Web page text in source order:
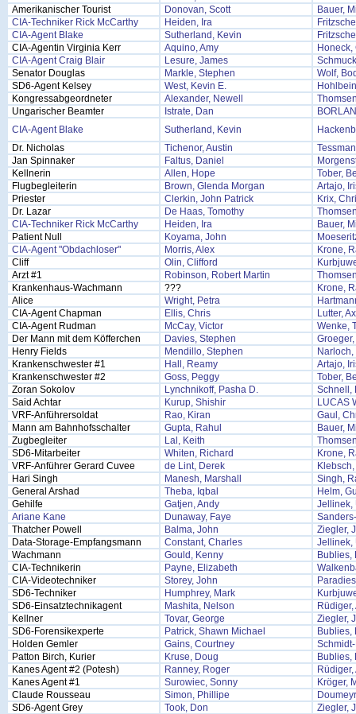
Amerikanischer Tourist
Donovan, Scott
Bauer,
CIA-Techniker Rick McCarthy
Heiden, Ira
CIA-Agent Blake
Sutherland, Kevin
CIA-Agentin Virginia Kerr
Aquino, Amy
Honeck,
CIA-Agent Craig Blair
Lesure, James
Senator Douglas
Markle, Stephen
Wolf,
SD6-Agent Kelsey
West, Kevin E.
Kongressabgeordneter
Alexander, Newell
Ungarischer Beamter
Istrate, Dan
CIA-Agent Blake
Sutherland, Kevin
Dr. Nicholas
Tichenor, Austin
Jan Spinnaker
Faltus, Daniel
Kellnerin
Allen, Hope
Tober,
Flugbegleiterin
Brown, Glenda Morgan
Artajo,
Priester
Clerkin, John Patrick
Krix,
Dr. Lazar
De Haas, Tomothy
CIA-Techniker Rick McCarthy
Heiden, Ira
Bauer,
Patient Null
Koyama, John
CIA-Agent "Obdachloser"
Morris, Alex
Krone,
Cliff
Olin, Clifford
Arzt #1
Robinson, Robert Martin
Krankenhaus-Wachmann
???
Krone,
Alice
Wright, Petra
CIA-Agent Chapman
Ellis, Chris
Lutter,
CIA-Agent Rudman
McCay, Victor
Wenke,
Der Mann mit dem Köfferchen
Davies, Stephen
Henry Fields
Mendillo, Stephen
Krankenschwester #1
Hall, Reamy
Artajo,
Krankenschwester #2
Goss, Peggy
Tober,
Zoran Sokolov
Lynchnikoff, Pasha D.
Schnell,
Said Achtar
Kurup, Shishir
LUCAS
VRF-Anführersoldat
Rao, Kiran
Gaul,
Mann am Bahnhofsschalter
Gupta, Rahul
Bauer,
Zugbegleiter
Lal, Keith
SD6-Mitarbeiter
Whiten, Richard
Krone,
VRF-Anführer Gerard Cuvee
de Lint, Derek
Hari Singh
Manesh, Marshall
Singh,
General Arshad
Theba, Iqbal
Helm,
Gehilfe
Gatjen, Andy
Jellinek,
Ariane Kane
Dunaway, Faye
Thatcher Powell
Balma, John
Ziegler,
Data-Storage-Empfangsmann
Constant, Charles
Jellinek,
Wachmann
Gould, Kenny
Bublies,
CIA-Technikerin
Payne, Elizabeth
CIA-Videotechniker
Storey, John
SD6-Techniker
Humphrey, Mark
SD6-Einsatztechnikagent
Mashita, Nelson
Kellner
Tovar, George
Ziegler,
SD6-Forensikexperte
Patrick, Shawn Michael
Bublies,
Holden Gemler
Gains, Courtney
Patton Birch, Kurier
Kruse, Doug
Bublies,
Kanes Agent #2 (Potesh)
Ranney, Roger
Kanes Agent #1
Surowiec, Sonny
Kröger,
Claude Rousseau
Simon, Phillipe
SD6-Agent Grey
Took, Don
Ziegler,